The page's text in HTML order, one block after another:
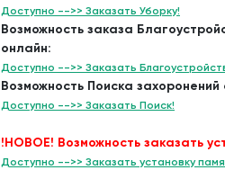
Доступно -->> Заказать Уборку!
Возможность заказа
онлайн:
Доступно -->> Заказать
Возможность Поиска захоронений
Доступно -->> Заказать Поиск!
!НОВОЕ! Возможность заказать
Доступно -->> Заказать установку